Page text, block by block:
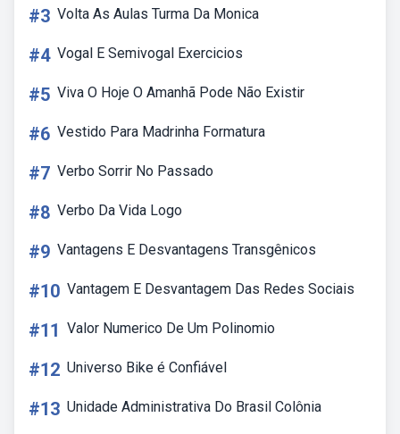
#3 Volta As Aulas Turma Da Monica
#4 Vogal E Semivogal Exercicios
#5 Viva O Hoje O Amanhã Pode Não Existir
#6 Vestido Para Madrinha Formatura
#7 Verbo Sorrir No Passado
#8 Verbo Da Vida Logo
#9 Vantagens E Desvantagens Transgênicos
#10 Vantagem E Desvantagem Das Redes Sociais
#11 Valor Numerico De Um Polinomio
#12 Universo Bike é Confiável
#13 Unidade Administrativa Do Brasil Colônia